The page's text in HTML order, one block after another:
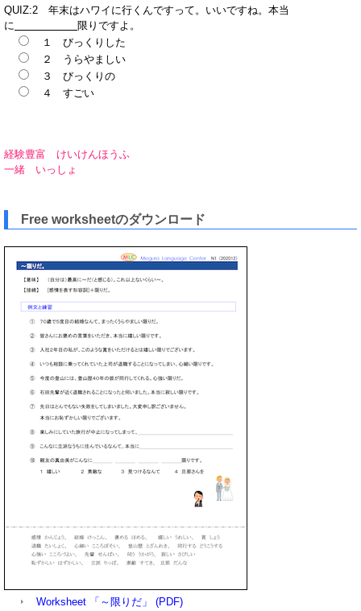
QUIZ:2 年末はハワイに行くんですって。いいですね。本当
に
限りですよ。
１ びっくりした
２ うらやましい
３ びっくりの
４ すごい
経験豊富 けいけんほうふ
一緒 いっしょ
Free worksheetのダウンロード
Worksheet 「～限りだ」 (PDF)